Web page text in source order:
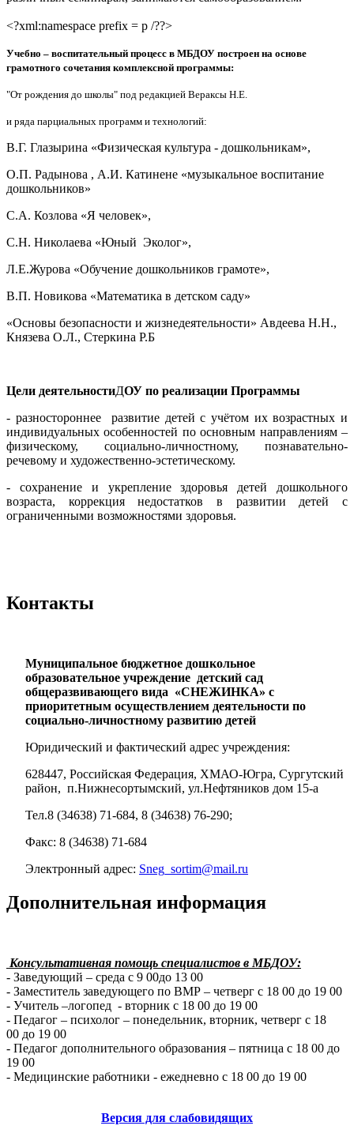
<?xml:namespace prefix = p /??>
Учебно – воспитательный процесс в МБДОУ построен на основе
грамотного сочетания комплексной программы:
"От рождения до школы" под редакцией Вераксы Н.Е.
и ряда парциальных программ и технологий:
В.Г. Глазырина «Физическая культура - дошкольникам»,
О.П. Радынова , А.И. Катинене «музыкальное воспитание
дошкольников»
С.А. Козлова «Я человек»,
С.Н. Николаева «Юный Эколог»,
Л.Е.Журова «Обучение дошкольников грамоте»,
В.П. Новикова «Математика в детском саду»
«Основы безопасности и жизнедеятельности» Авдеева Н.Н.,
Князева О.Л., Стеркина Р.Б
Цели деятельностиДОУ по реализации Программы
- разностороннее развитие детей с учётом их возрастных и
индивидуальных особенностей по основным направлениям –
физическому, социально-личностному, познавательно-
речевому и художественно-эстетическому.
- сохранение и укрепление здоровья детей дошкольного
возраста, коррекция недостатков в развитии детей с
ограниченными возможностями здоровья.
Контакты
Муниципальное бюджетное дошкольное
образовательное учреждение детский сад
общеразвивающего вида «СНЕЖИНКА» с
приоритетным осуществлением деятельности по
социально-личностному развитию детей
Юридический и фактический адрес учреждения:
628447, Российская Федерация, ХМАО-Югра, Сургутский
район, п.Нижнесортымский, ул.Нефтяников дом 15-а
Тел.8 (34638) 71-684, 8 (34638) 76-290;
Факс: 8 (34638) 71-684
Электронный адрес: Sneg_sortim@mail.ru
Дополнительная информация
Консультативная помощь специалистов в МБДОУ:
- Заведующий – среда с 9 00до 13 00
- Заместитель заведующего по ВМР – четверг с 18 00 до 19 00
- Учитель –логопед - вторник с 18 00 до 19 00
- Педагог – психолог – понедельник, вторник, четверг с 18
00 до 19 00
- Педагог дополнительного образования – пятница с 18 00 до
19 00
- Медицинские работники - ежедневно с 18 00 до 19 00
Версия для слабовидящих